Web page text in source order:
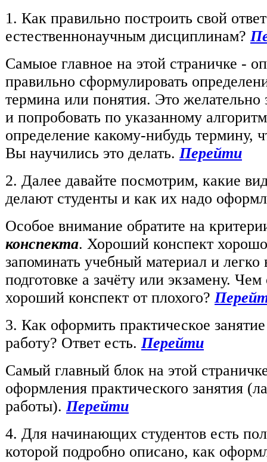
1. Как правильно построить свой
естественнонаучным дисциплинам?
Самыое главное на этой страничке -
правильно сформулировать
термина или понятия. Это желательно
и попробовать по указанному
определение какому-нибудь термину,
Вы научились это делать. Перейти
2. Далее давайте посмотрим, какие
делают студенты и как их надо
Особое внимание обратите на
конспекта. Хороший конспект
запоминать учебный материал и легко
подготовке а зачёту или экзамену. Чем
хороший конспект от плохого?
3. Как оформить практическое
работу? Ответ есть. Перейти
Самый главный блок на этой
оформления практического занятия
работы). Перейти
4. Для начинающих студентов есть
которой подробно описано, как